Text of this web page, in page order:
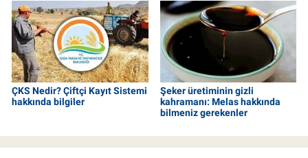
ÇKS Nedir? Çiftçi Kayıt Sistemi
hakkında bilgiler
Şeker üretiminin gizli
kahramanı: Melas hakkında
bilmeniz gerekenler